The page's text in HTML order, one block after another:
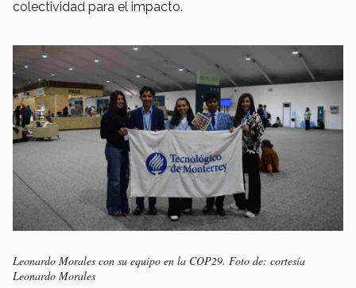
colectividad para el impacto.
Leonardo Morales con su equipo en la COP29. Foto de: cortesía
Leonardo Morales